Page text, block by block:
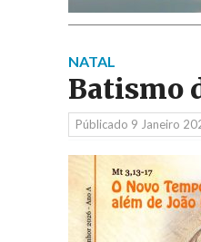
NATAL
Batismo
Públicado 9 Janeiro